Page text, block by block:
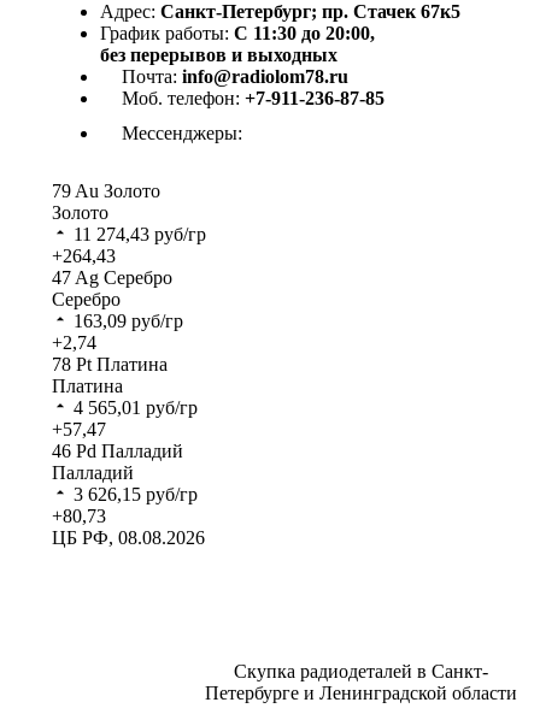
Адрес: Санкт-Петербург; пр. Стачек 67к5
График работы: С 11:30 до 20:00,
без перерывов и выходных
Почта: info@radiolom78.ru
Моб. телефон: +7-911-236-87-85
Мессенджеры:
79Au Золото
Золото
11 274,43 руб/гр
+264,43
47Ag Серебро
Серебро
163,09 руб/гр
+2,74
78 Pt Платина
Платина
4 565,01 руб/гр
+57,47
46 Pd Палладий
Палладий
3 626,15 руб/гр
+80,73
ЦБ РФ, 08.08.2026
Скупка радиодеталей в Санкт-
Петербурге и Ленинградской области